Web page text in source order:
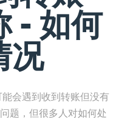
- 如何
况
会遇到收到转账但没有
题，但很多人对如何处